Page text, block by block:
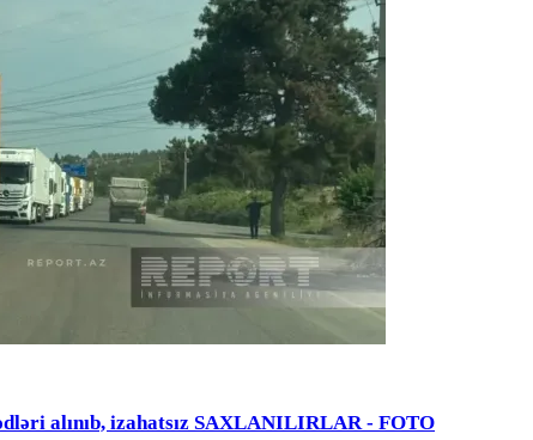
alınıb, izahatsız SAXLANILIRLAR - FOTO